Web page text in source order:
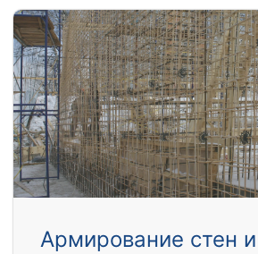
Армирование стен и